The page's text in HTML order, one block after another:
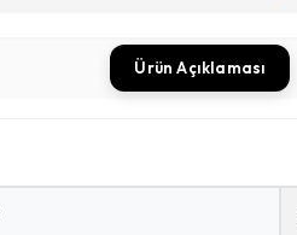
Ürün Açıklaması